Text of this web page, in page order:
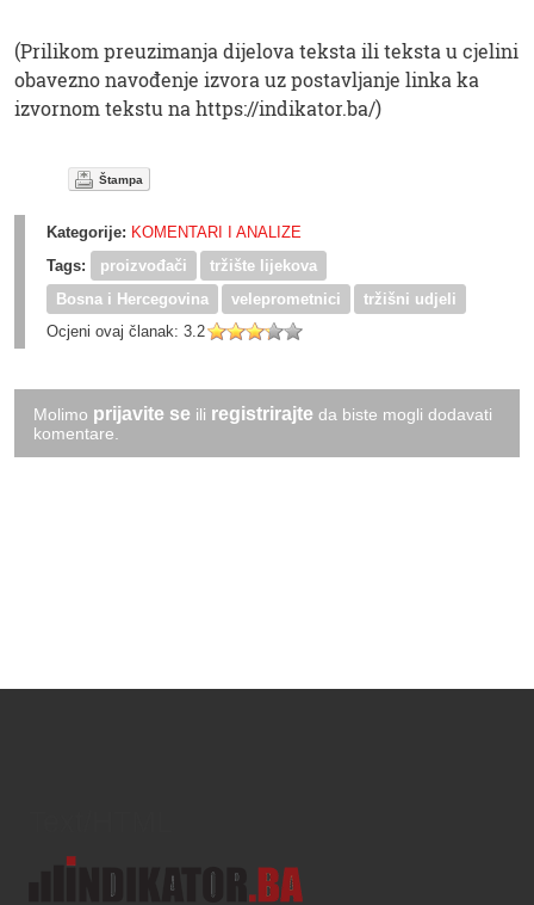
(Prilikom preuzimanja dijelova teksta ili teksta u cjelini
obavezno navođenje izvora uz postavljanje linka ka
izvornom tekstu na https://indikator.ba/)
Štampa
Kategorije: KOMENTARI I ANALIZE
Tags:
proizvođači
tržište lijekova
Bosna i Hercegovina
veleprometnici
tržišni udjeli
Ocjeni ovaj članak: 3.2
Molimo prijavite se ili registrirajte da biste mogli dodavati
komentare.